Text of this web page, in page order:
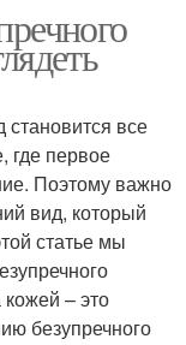
все
первое
Поэтому важно
вид, который
статье мы
– это
безупречного